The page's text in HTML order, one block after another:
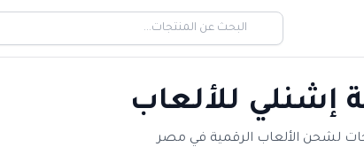
إشنلي للألعاب
لشحن الألعاب الرقمية في مصر